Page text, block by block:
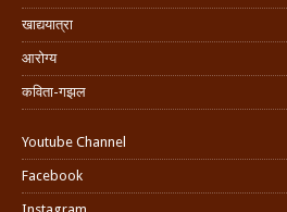
खाद्ययात्रा
आरोग्य
कविता-गझल
Youtube Channel
Facebook